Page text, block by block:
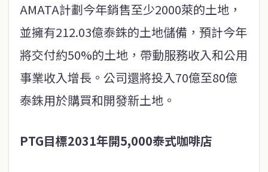
AMATA計劃今年銷售至少2000萊的土地，
並擁有212.03億泰銖的土地儲備，預計今年
將交付約50%的土地，帶動服務收入和公用
事業收入增長。公司還將投入70億至80億
泰銖用於購買和開發新土地。
PTG目標2031年開5,000泰式咖啡店